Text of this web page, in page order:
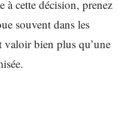
à cette décision, prenez
souvent dans les
bien plus qu’une